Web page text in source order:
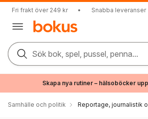
Fri frakt över 249 kr • Snabba leveranser
Sök bok, spel, pussel, penna...
Skapa nya rutiner – hälsoböcker
Samhälle och politik Reportage, journalistik